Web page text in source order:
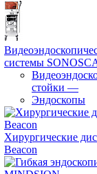
системы
стойки —
Эндоскопы
Хирургические
Beacon